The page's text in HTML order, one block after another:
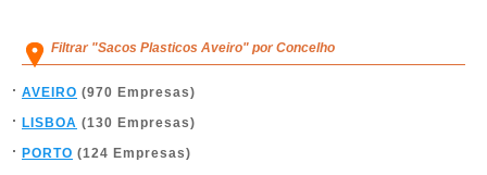
Filtrar "Sacos Plasticos Aveiro" por Concelho
AVEIRO (970 Empresas)
LISBOA (130 Empresas)
PORTO (124 Empresas)